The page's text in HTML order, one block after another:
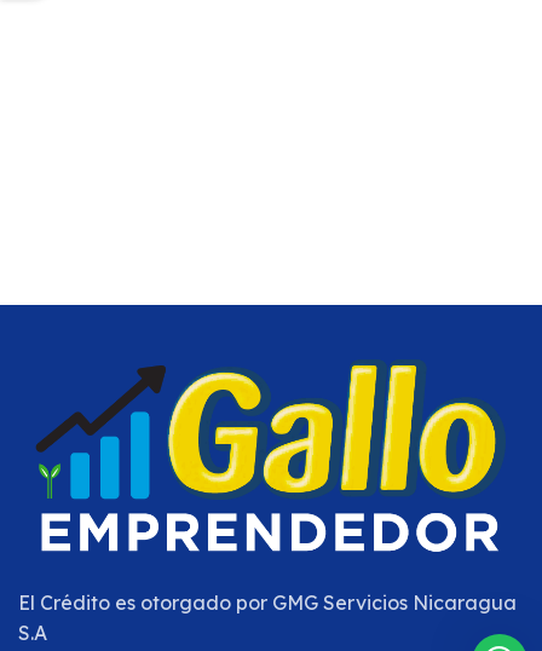
El Crédito es otorgado por GMG Servicios Nicaragua
S.A